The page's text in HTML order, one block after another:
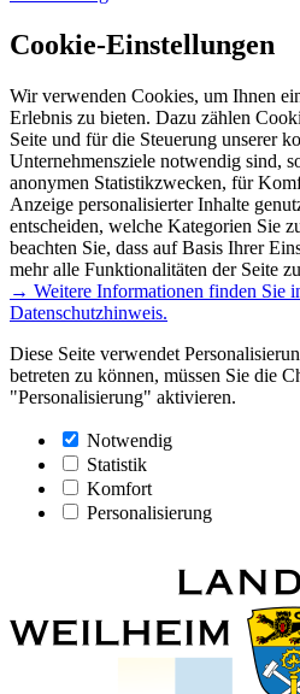
Cookie-Einstellungen
Wir verwenden Cookies, um Ihnen
Erlebnis zu bieten. Dazu zählen
Seite und für die Steuerung unserer
Unternehmensziele notwendig sind,
anonymen Statistikzwecken, für
Anzeige personalisierter Inhalte
entscheiden, welche Kategorien Sie
beachten Sie, dass auf Basis Ihrer
mehr alle Funktionalitäten der Seite
→ Weitere Informationen finden Sie
Datenschutzhinweis.
Diese Seite verwendet
betreten zu können, müssen Sie die
"Personalisierung" aktivieren.
Notwendig
Statistik
Komfort
Personalisierung